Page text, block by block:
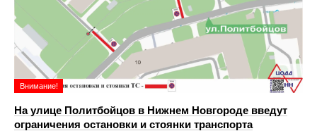
Внимание!
На улице Политбойцов в Нижнем Новгороде введут
ограничения остановки и стоянки транспорта